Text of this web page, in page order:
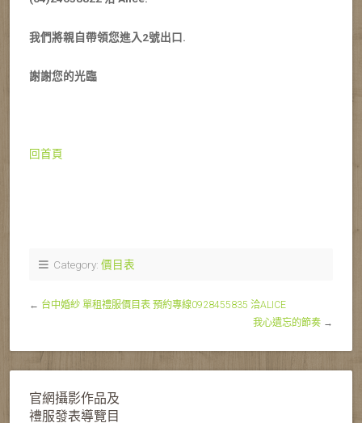
我們將親自帶領您進入2號出口.
謝謝您的光臨
回首頁
Category: 價目表
← 台中婚紗 單租禮服價目表 預約專線0928455835 洽ALICE
我心遺忘的節奏 →
官網攝影作品及
禮服發表導覽目